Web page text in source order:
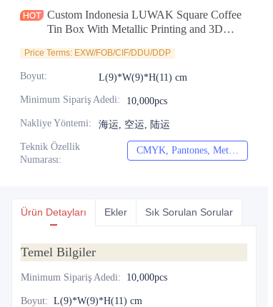
Custom Indonesia LUWAK Square Coffee
Tin Box With Metallic Printing and 3D
Container with Lid for Wholesale
Price Terms: EXW/FOB/CIF/DDU/DDP
Boyut: L(9)*W(9)*H(11) cm
Minimum Sipariş Adedi: 10,000pcs
Nakliye Yöntemi: 海运, 空运, 陆运
Teknik Özellik
Numarası:
CMYK, Pantones, Metalik, Nokta rengi vb.
Ürün Detayları Ekler Sık Sorulan Sorular
Temel Bilgiler
Minimum Sipariş Adedi: 10,000pcs
Boyut: L(9)*W(9)*H(11) cm